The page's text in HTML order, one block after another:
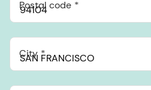
Postal code
City